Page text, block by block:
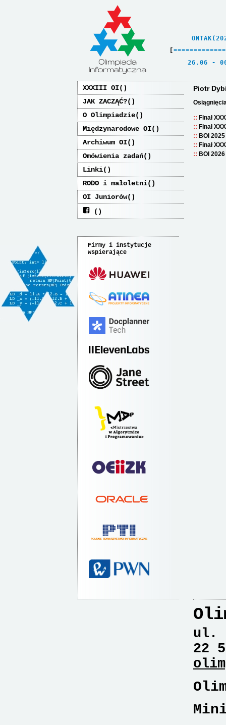
[ =============
26.06
XXXIII OI
JAK ZACZĄĆ?
O Olimpiadzie
Międzynarodowe OI
Archiwum OI
Omówienia zadań
Linki
RODO i małoletni
OI Juniorów
Firmy i instytucje
wspierające
Piotr
Finał
Finał
BOI 2025
Finał
BOI 2026
ul.
22